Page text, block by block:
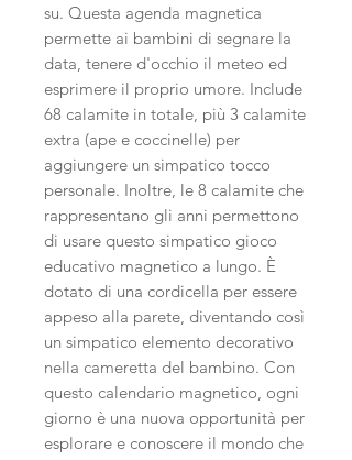
su. Questa agenda magnetica
permette ai bambini di segnare la
data, tenere d'occhio il meteo ed
esprimere il proprio umore. Include
68 calamite in totale, più 3 calamite
extra (ape e coccinelle) per
aggiungere un simpatico tocco
personale. Inoltre, le 8 calamite che
rappresentano gli anni permettono
di usare questo simpatico gioco
educativo magnetico a lungo. È
dotato di una cordicella per essere
appeso alla parete, diventando così
un simpatico elemento decorativo
nella cameretta del bambino. Con
questo calendario magnetico, ogni
giorno è una nuova opportunità per
esplorare e conoscere il mondo che